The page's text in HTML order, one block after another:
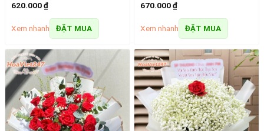
620.000₫
Xem nhanh ĐẶT MUA
670.000₫
Xem nhanh ĐẶT MUA